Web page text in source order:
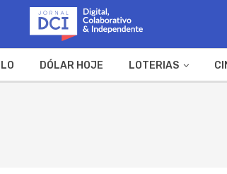
DÓLAR HOJE LOTERIAS